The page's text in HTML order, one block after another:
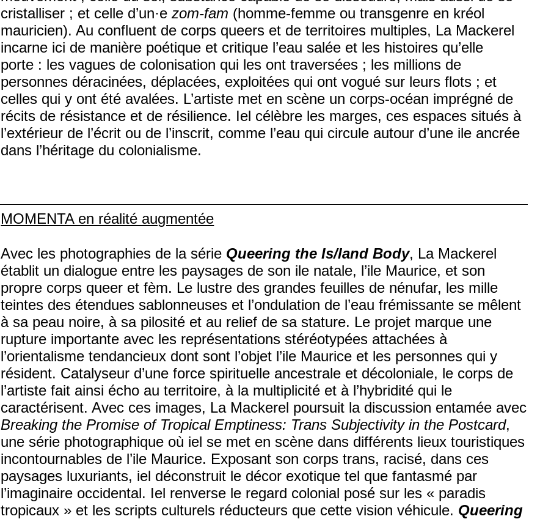
cristalliser ; et celle d’un·ezom-fam (homme-femme ou transgenre en kréol
mauricien). Au confluent de corps queers et de territoires multiples, La Mackerel
incarne ici de manière poétique et critique l’eau salée et les histoires qu’elle
porte : les vagues de colonisation qui les ont traversées ; les millions de
personnes déracinées, déplacées, exploitées qui ont vogué sur leurs flots ; et
celles qui y ont été avalées. L’artiste met en scène un corps-océan imprégné de
récits de résistance et de résilience. Iel célèbre les marges, ces espaces situés à
l’extérieur de l’écrit ou de l’inscrit, comme l’eau qui circule autour d’une ile ancrée
dans l’héritage du colonialisme.
MOMENTA en réalité augmentée
Avec les photographies de la série Queering the Is/land Body, La Mackerel
établit un dialogue entre les paysages de son ile natale, l’ile Maurice, et son
propre corps queer et fèm. Le lustre des grandes feuilles de nénufar, les mille
teintes des étendues sablonneuses et l’ondulation de l’eau frémissante se mêlent
à sa peau noire, à sa pilosité et au relief de sa stature. Le projet marque une
rupture importante avec les représentations stéréotypées attachées à
l’orientalisme tendancieux dont sont l’objet l’ile Maurice et les personnes qui y
résident. Catalyseur d’une force spirituelle ancestrale et décoloniale, le corps de
l’artiste fait ainsi écho au territoire, à la multiplicité et à l’hybridité qui le
caractérisent. Avec ces images, La Mackerel poursuit la discussion entamée avec
Breaking the Promise of Tropical Emptiness: Trans Subjectivity in the Postcard,
une série photographique où iel se met en scène dans différents lieux touristiques
incontournables de l’ile Maurice. Exposant son corps trans, racisé, dans ces
paysages luxuriants, iel déconstruit le décor exotique tel que fantasmé par
l’imaginaire occidental. Iel renverse le regard colonial posé sur les « paradis
tropicaux » et les scripts culturels réducteurs que cette vision véhicule. Queering